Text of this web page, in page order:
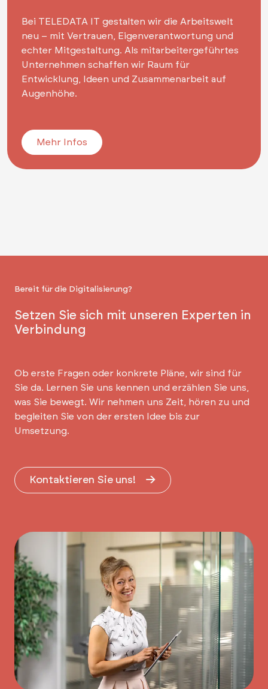
Bei TELEDATA IT gestalten wir die Arbeitswelt
neu – mit Vertrauen, Eigenverantwortung und
echter Mitgestaltung. Als mitarbeitergeführtes
Unternehmen schaffen wir Raum für
Entwicklung, Ideen und Zusammenarbeit auf
Augenhöhe.
Mehr Infos
Bereit für die Digitalisierung?
Setzen Sie sich mit unseren Experten in
Verbindung
Ob erste Fragen oder konkrete Pläne, wir sind für
Sie da. Lernen Sie uns kennen und erzählen Sie uns,
was Sie bewegt. Wir nehmen uns Zeit, hören zu und
begleiten Sie von der ersten Idee bis zur
Umsetzung.
Kontaktieren Sie uns!